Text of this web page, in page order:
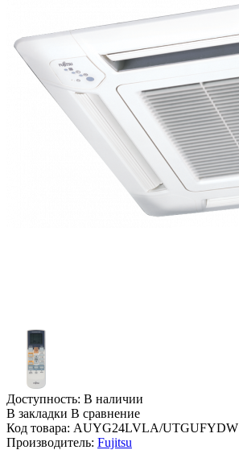
Доступность: В наличии
В закладки В сравнение
Код товара: AUYG24LVLA/UTGUFYDW
Производитель: Fujitsu